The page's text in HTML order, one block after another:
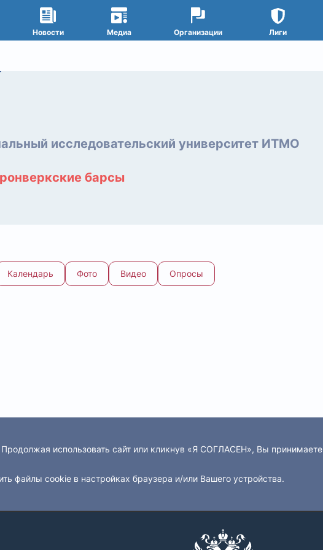
Новости Медиа Организации Лиги
исследовательский университет ИТМО
барсы
Календарь Фото Видео Опросы
использовать сайт или кликнув «Я СОГЛАСЕН», Вы принимаете
файлы cookie в настройках браузера и/или Вашего устройства.